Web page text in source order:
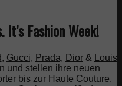
It’s Fashion Week!
, Gucci, Prada, Dior&
Louis
und stellen ihre neuen
bis zur Haute Couture.